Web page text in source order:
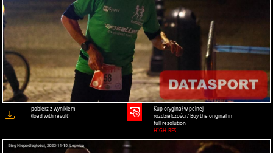
pobierz z wynikiem
(load with result)
Kup oryginał w pełnej
rozdzielczości / Buy the original in
full resolution
HIGH-RES